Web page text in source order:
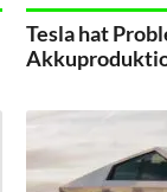
dagegen
Tesla hat